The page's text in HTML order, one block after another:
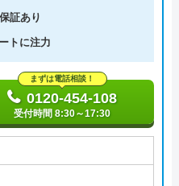
証あり
トに注力
まずは電話相談！
0120-454-108
受付時間 8:30～17:30